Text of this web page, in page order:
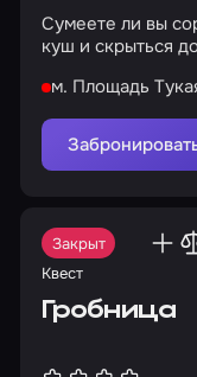
Сумеете ли вы
куш и скрыться
поймают?
м. Площадь
Закрыт
Квест
Гробница